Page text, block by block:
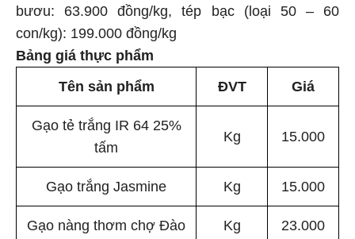
bươu: 63.900 đồng/kg, tép bạc (loại 50 – 60
con/kg): 199.000 đồng/kg
Bảng giá thực phẩm
Tên sản phẩm
ĐVT Giá
Gạo tẻ trắng IR 64 25%
tấm
Kg 15.000
Gạo trắng Jasmine Kg 15.000
Gạo nàng thơm chợ Đào Kg 23.000